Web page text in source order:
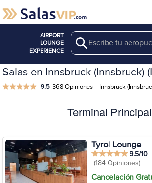
AIRPORT
LOUNGE
EXPERIENCE
Search
Salas en Innsbruck (Innsbruck)
9.5 368 Opiniones | Innsbruck
Terminal Principal
Tyrol Lounge
9.5/10
(184 Opiniones)
Cancelación